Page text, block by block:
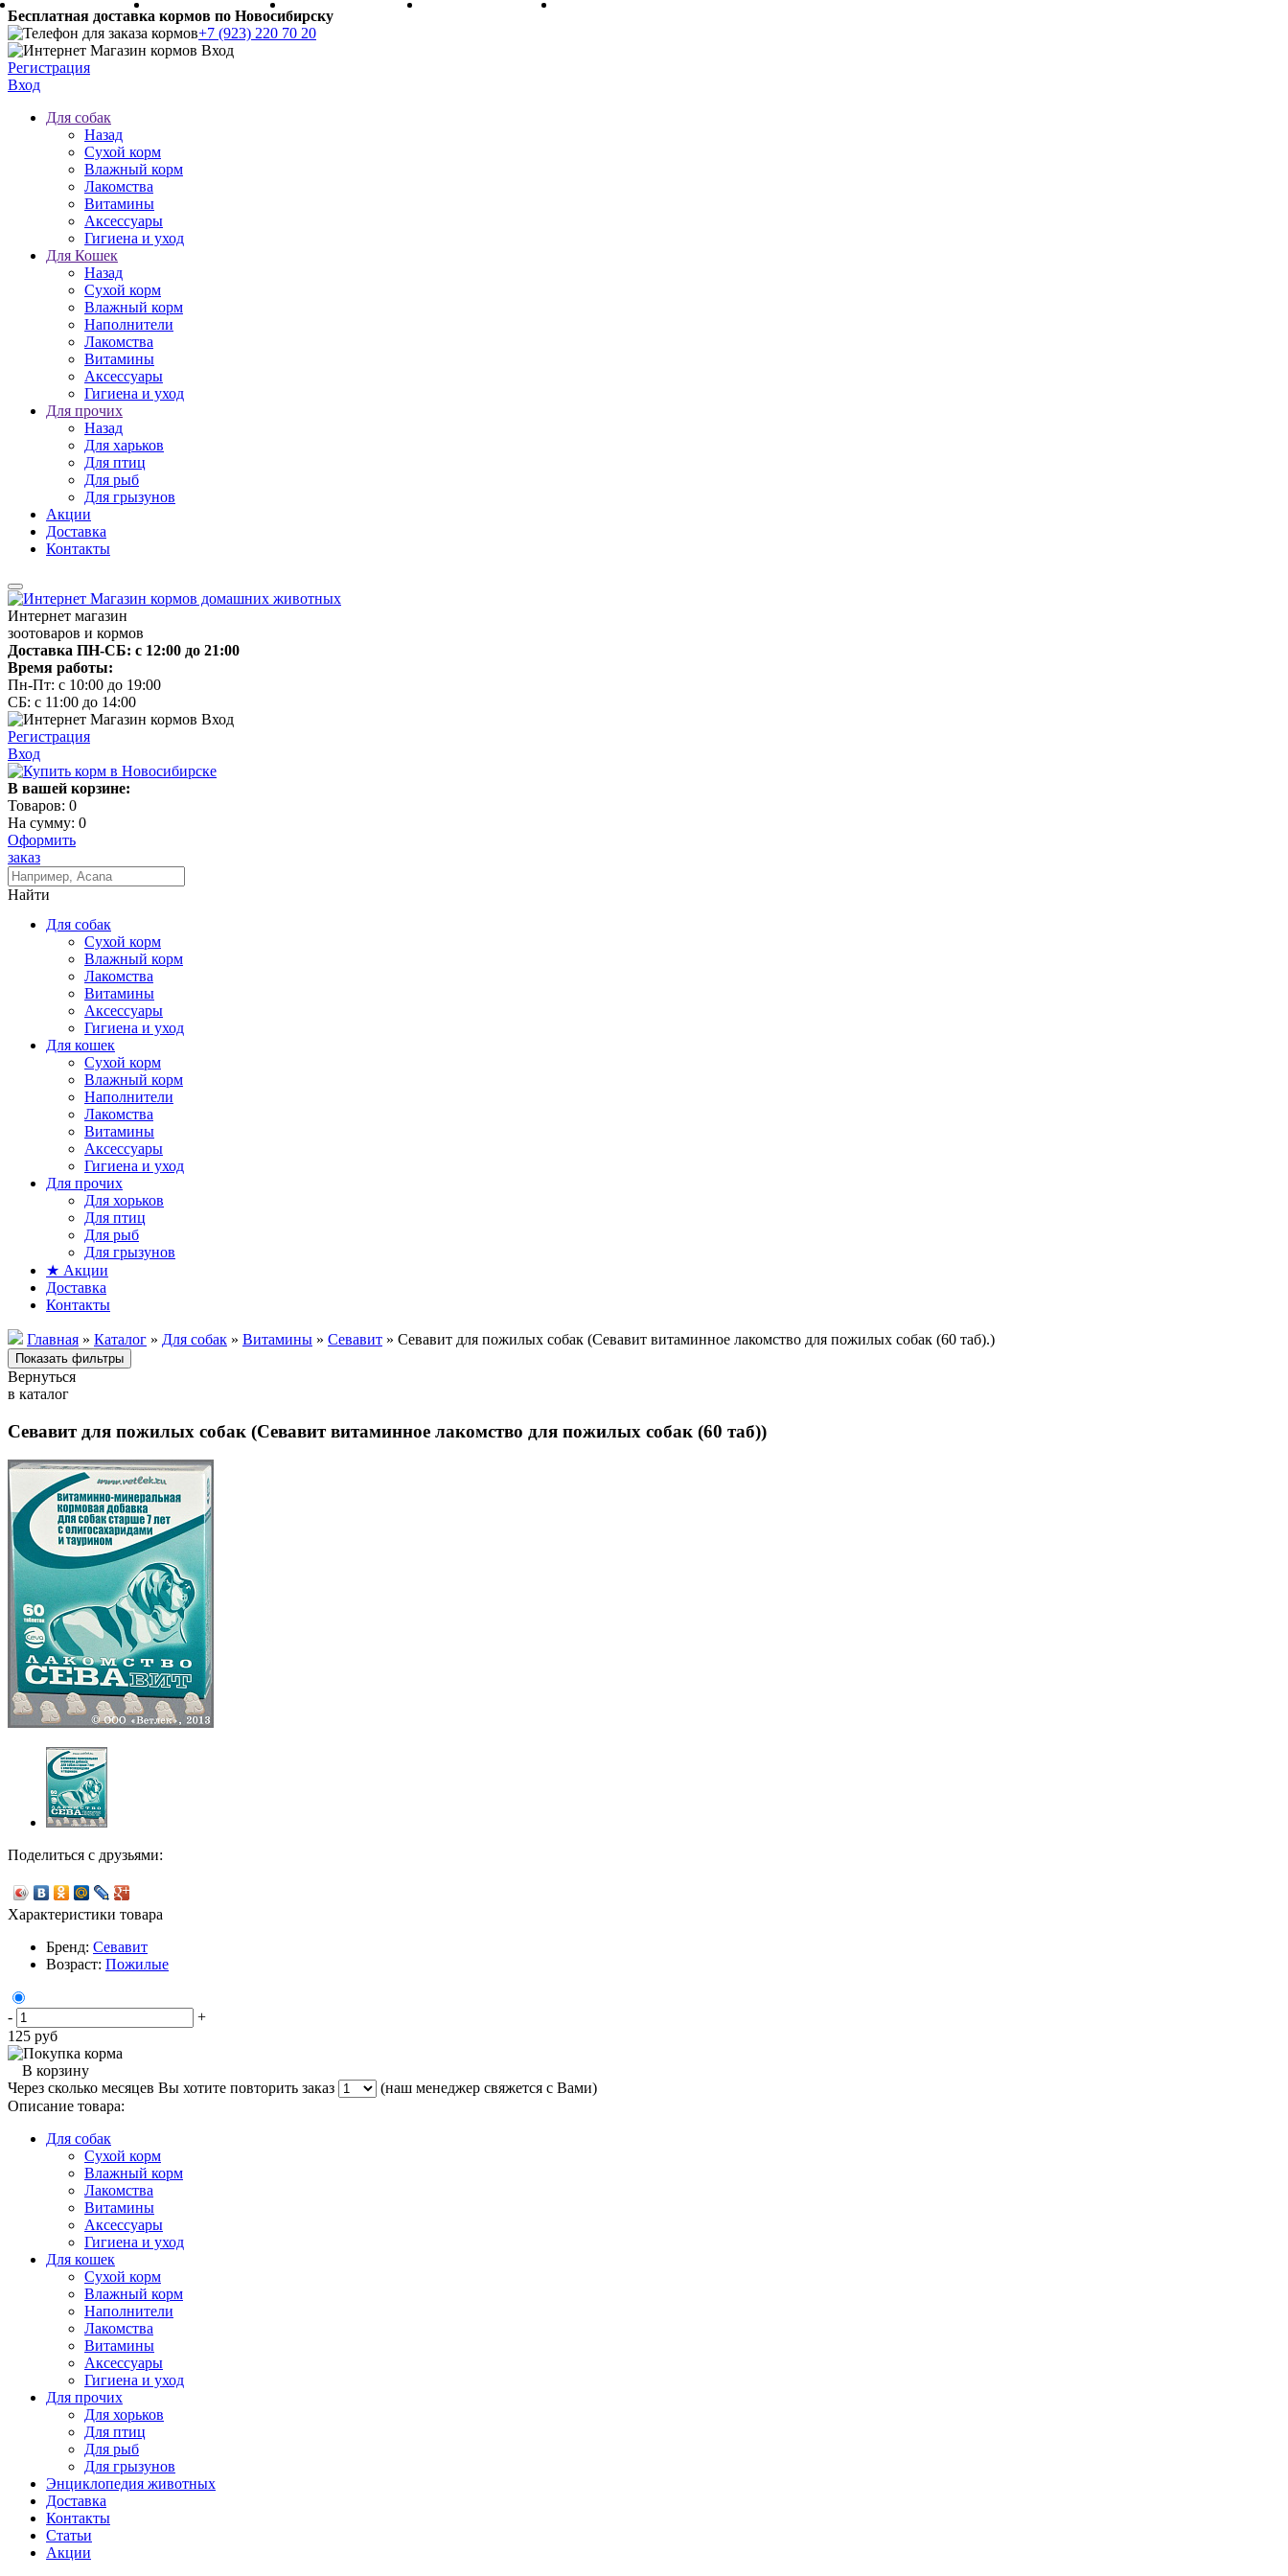
Бесплатная доставка кормов по Новосибирску
+7 (923) 220 70 20
Регистрация
Вход
Для собак
Назад
Сухой корм
Влажный корм
Лакомства
Витамины
Аксессуары
Гигиена и уход
Для Кошек
Назад
Сухой корм
Влажный корм
Наполнители
Лакомства
Витамины
Аксессуары
Гигиена и уход
Для прочих
Назад
Для харьков
Для птиц
Для рыб
Для грызунов
Акции
Доставка
Контакты
Интернет магазин
зоотоваров и кормов
Доставка ПН-СБ: с 12:00 до 21:00
Время работы:
Пн-Пт: с 10:00 до 19:00
СБ: с 11:00 до 14:00
Регистрация
Вход
В вашей корзине:
Товаров: 0
На сумму: 0
Оформить
заказ
Найти
Для собак
Сухой корм
Влажный корм
Лакомства
Витамины
Аксессуары
Гигиена и уход
Для кошек
Сухой корм
Влажный корм
Наполнители
Лакомства
Витамины
Аксессуары
Гигиена и уход
Для прочих
Для хорьков
Для птиц
Для рыб
Для грызунов
★ Акции
Доставка
Контакты
Главная » Каталог » Для собак » Витамины » Севавит » Севавит для пожилых собак (Севавит витаминное лакомство для пожилых собак (60 таб).)
Вернуться
в каталог
Севавит для пожилых собак (Севавит витаминное лакомство для пожилых собак (60 таб))
Поделиться с друзьями:
Характеристики товара
Бренд: Севавит
Возраст: Пожилые
-
+
125 руб
В корзину
Через сколько месяцев Вы хотите повторить заказ
(наш менеджер свяжется с Вами)
Описание товара:
Для собак
Сухой корм
Влажный корм
Лакомства
Витамины
Аксессуары
Гигиена и уход
Для кошек
Сухой корм
Влажный корм
Наполнители
Лакомства
Витамины
Аксессуары
Гигиена и уход
Для прочих
Для хорьков
Для птиц
Для рыб
Для грызунов
Энциклопедия животных
Доставка
Контакты
Статьи
Акции